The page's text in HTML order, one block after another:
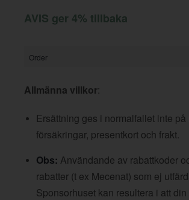
AVIS ger 4% tillbaka
Order
Allmänna villkor:
Ersättning ges i normalfallet inte på
försäkringar, presentkort och frakt.
Obs: Användande av rabattkoder
rabatter (t ex Mecenat) som ej
Sponsorhuset kan resultera i att